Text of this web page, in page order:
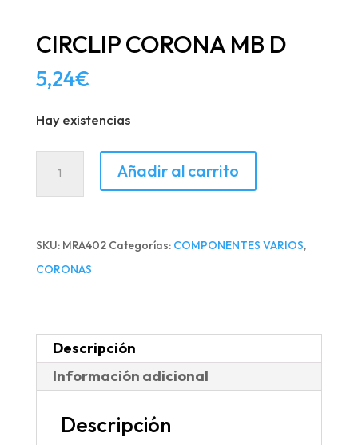
CIRCLIP CORONA MB D
5,24€
Hay existencias
D
Añadir al carrito
SKU: MRA402 Categorías: COMPONENTES VARIOS,
CORONAS
Descripción
Información adicional
Descripción